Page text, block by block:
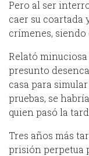
Pero al ser
caer su coartada
crímenes, siendo
Relató
presunto
casa para
pruebas, se
quien pasó la
Tres años más
prisión perpetua